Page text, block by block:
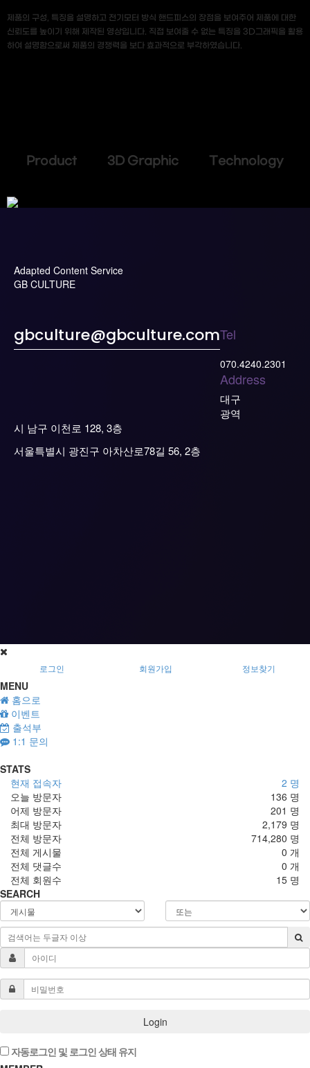
제품의 구성, 특징을 설명하고 전기모터 방식 핸드피스의 장점을 보여주어 제품에 대한
신뢰도를 높이기 위해 제작된 영상입니다. 직접 보여줄 수 없는 특징을 3D그래픽을 활용
하여 설명함으로써 제품의 경쟁력을 보다 효과적으로 부각하였습니다.
Product 3D Graphic Technology
Adapted Content Service
GB CULTURE
gbculture@gbculture.comTel
070.4240.2301
Address
대구
광역
시 남구 이천로 128, 3층
서울특별시 광진구 아차산로78길 56, 2층
로그인 회원가입 정보찾기
MENU
홈으로
이벤트
출석부
1:1 문의
STATS
2 명
현재 접속자
136 명
오늘 방문자
201 명
어제 방문자
2,179 명
최대 방문자
714,280 명
전체 방문자
0 개
전체 게시물
0 개
전체 댓글수
15 명
전체 회원수
SEARCH
Login
자동로그인 및 로그인 상태 유지